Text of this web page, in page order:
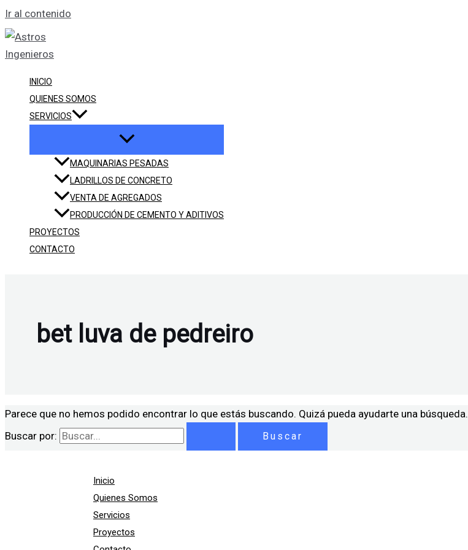
Ir al contenido
INICIO
QUIENES SOMOS
SERVICIOS
MAQUINARIAS PESADAS
LADRILLOS DE CONCRETO
VENTA DE AGREGADOS
PRODUCCIÓN DE CEMENTO Y ADITIVOS
PROYECTOS
CONTACTO
bet luva de pedreiro
Parece que no hemos podido encontrar lo que estás buscando. Quizá pueda ayudarte una búsqueda.
Buscar por:
Inicio
Quienes Somos
Servicios
Proyectos